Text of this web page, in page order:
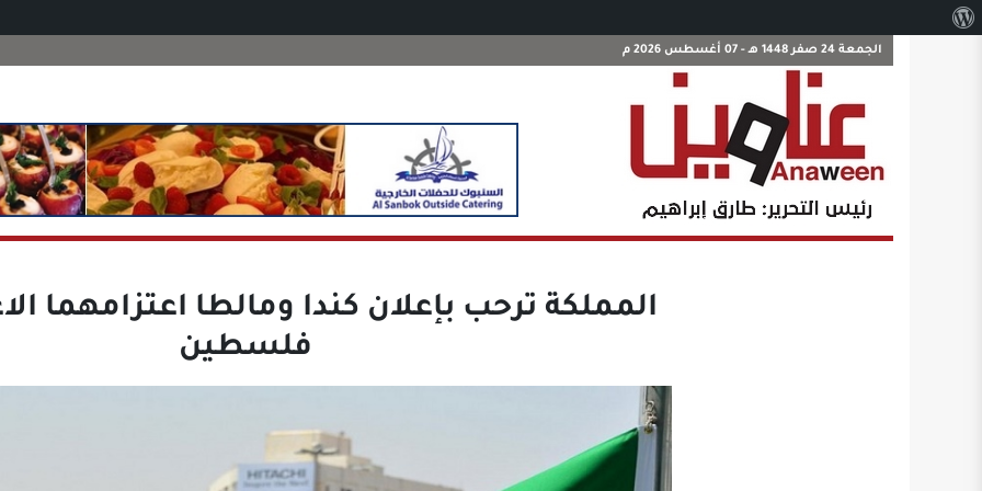
الجمعة 24 صفر 1448 هـ - 07 أغسطس 2026 م
المملكة ترحب بإعلان كندا ومالطا اعتزامهما
فلسطين